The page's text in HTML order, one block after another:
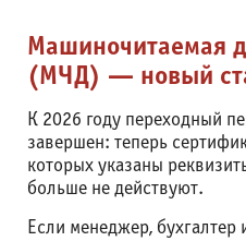
Машиночитаемая
(МЧД) — новый
К 2026 году переходный
завершен: теперь
которых указаны
больше не действуют.
Если менеджер,